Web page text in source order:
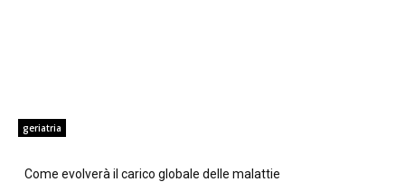
geriatria
Come evolverà il carico globale delle malattie